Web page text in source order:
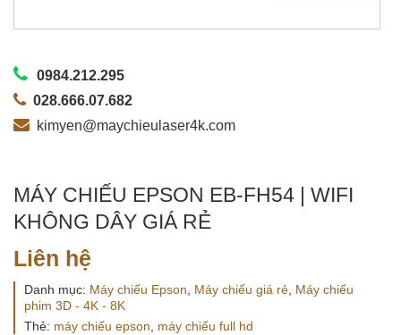
0984.212.295
028.666.07.682
kimyen@maychieulaser4k.com
MÁY CHIẾU EPSON EB-FH54 | WIFI
KHÔNG DÂY GIÁ RẺ
Liên hệ
Danh mục: Máy chiếu Epson, Máy chiếu giá rẻ, Máy chiếu
phim 3D - 4K - 8K
Thẻ: máy chiếu epson, máy chiếu full hd